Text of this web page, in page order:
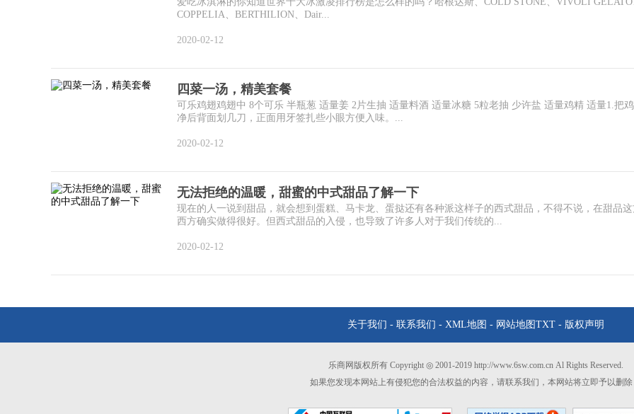
COPPELIA、BERTHILION、Dair...
2020-02-12
四菜一汤，精美套餐
可乐鸡翅鸡翅中 8个可乐 半瓶葱 适量姜 2片生抽 适量料酒 适量冰糖 5粒老抽 少许盐 适量鸡精 适量1.把
净后背面划几刀，正面用牙签扎些小眼方便入味。...
2020-02-12
无法拒绝的温暖，甜蜜的中式甜品了解一下
现在的人一说到甜品，就会想到蛋糕、马卡龙、蛋挞还有各种派这样子的西式甜品，不得不说，在甜品这
西方确实做得很好。但西式甜品的入侵，也导致了许多人对于我们传统的...
2020-02-12
关于我们 - 联系我们 - XML地图 - 网站地图 TXT- 版权声明
乐商网版权所有 Copyright ◎ 2001-2019 http://www.6sw.com.cn Al Rights Reserved.
如果您发现本网站上有侵犯您的合法权益的内容，请联系我们，本网站将立即予以删除